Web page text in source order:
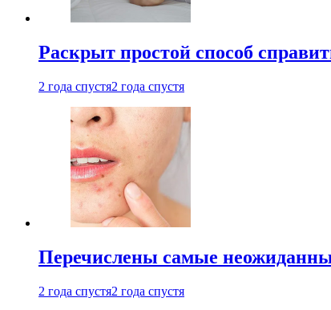
Раскрыт простой способ
2 года спустя2 года спустя
Перечислены самые
2 года спустя2 года спустя